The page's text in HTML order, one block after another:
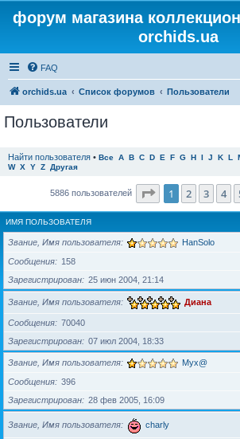
форум магазина
orchids.ua
FAQ
orchids.ua Список форумов Пользователи
Пользователи
Найти пользователя • Все A B C D E F G H I J K L
W X Y Z Другая
5886 пользователей Страница из
1 2 3 4
ИМЯ ПОЛЬЗОВАТЕЛЯ
Звание, Имя пользователя HanSolo
Сообщения
158
Зарегистрирован
25 июн 2004, 21:14
Звание, Имя пользователя Диана
Сообщения
70040
Зарегистрирован
07 июл 2004, 18:33
Звание, Имя пользователя Myx@
Сообщения
396
Зарегистрирован
28 фев 2005, 16:09
Звание, Имя пользователя charly